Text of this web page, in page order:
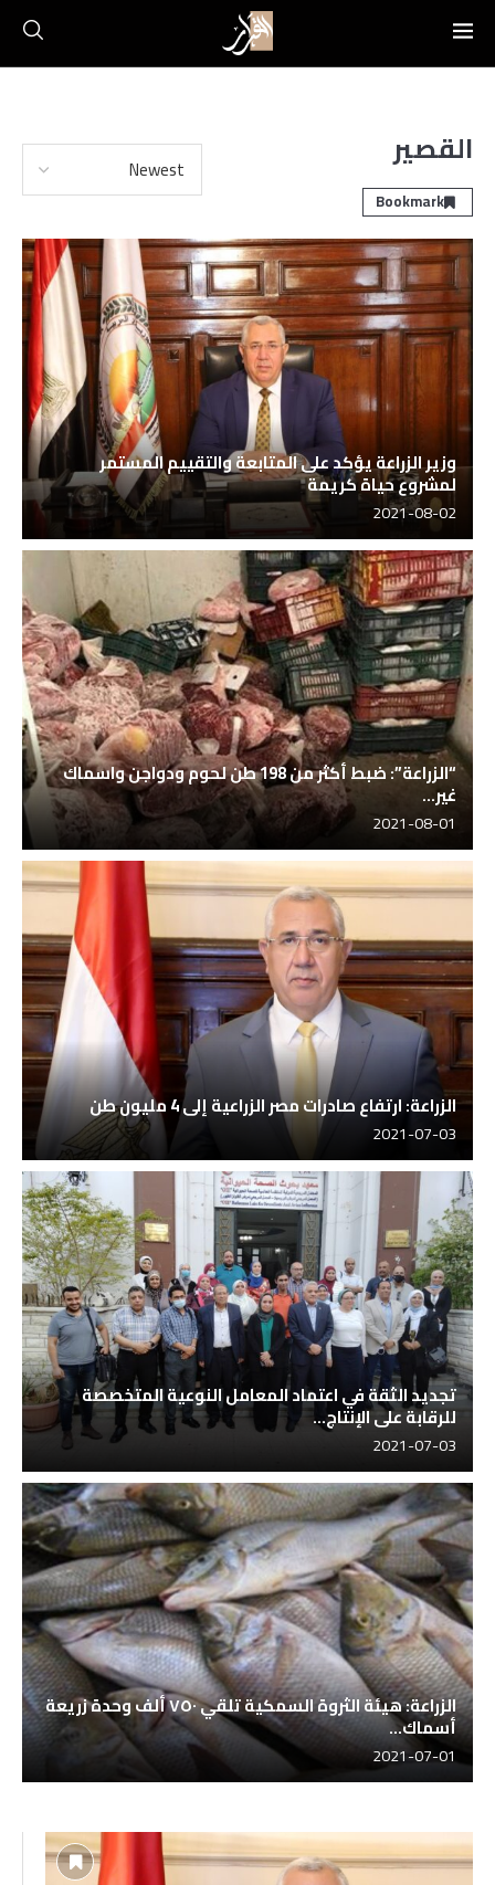
القصير
Bookmark
وزير الزراعة يؤكد على المتابعة والتقييم المستمر
لمشروع حياة كريمة
2021-08-02
“الزراعة”: ضبط أكثر من 198 طن لحوم ودواجن واسماك
غير...
2021-08-01
الزراعة: ارتفاع صادرات مصر الزراعية إلى 4 مليون طن
2021-07-03
تجديد الثقة في اعتماد المعامل النوعية المتخصصة
للرقابة على الإنتاج...
2021-07-03
الزراعة: هيئة الثروة السمكية تلقي ٧٥٠ ألف وحدة زريعة
أسماك...
2021-07-01